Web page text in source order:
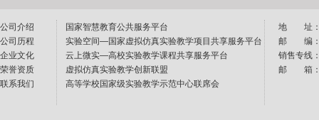
公司介绍
公司历程
企业文化
荣誉资质
联系我们
国家智慧教育公共服务平台
实验空间—国家虚拟仿真实验教学项目共享服务平台
云上微实—高校实验教学课程共享服务平台
虚拟仿真实验教学创新联盟
高等学校国家级实验教学示范中心联席会
地 址：
邮 编：
销售专线
邮 箱：